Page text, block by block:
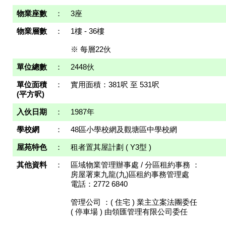
物業座數 ： 3座
物業層數 ： 1樓 - 36樓
※ 每層22伙
單位總數 ： 2448伙
單位面積
(平方呎)
： 實用面積：381呎 至 531呎
入伙日期 ： 1987年
學校網 ： 48區小學校網及觀塘區中學校網
屋苑特色 ： 租者置其屋計劃 ( Y3型 )
其他資料 ：
區域物業管理辦事處 / 分區租約事務 ：
房屋署東九龍(九)區租約事務管理處
電話：2772 6840
管理公司 ：( 住宅 ) 業主立案法團委任
( 停車場 ) 由領匯管理有限公司委任